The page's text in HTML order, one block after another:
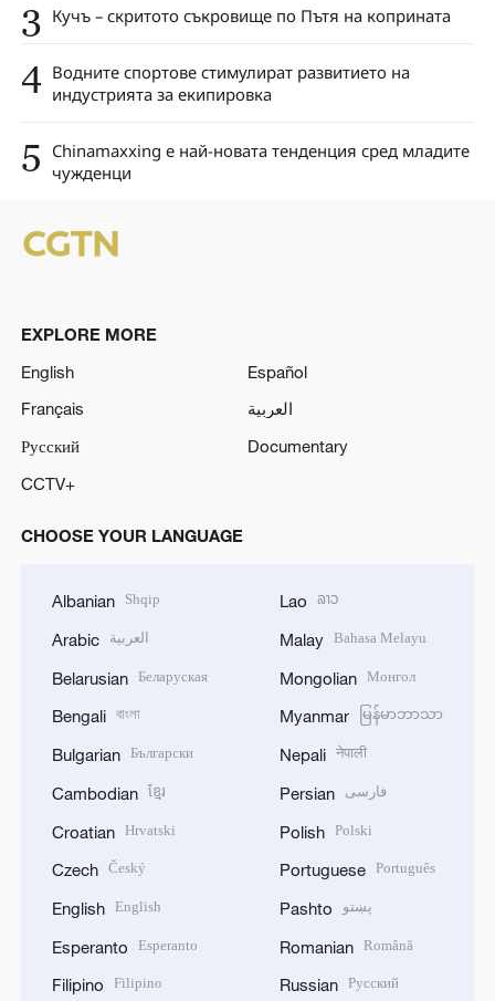
3 Кучъ – скритото съкровище по Пътя на коприната
4 Водните спортове стимулират развитието на
индустрията за екипировка
5 Chinamaxxing е най-новата тенденция сред младите
чужденци
EXPLORE MORE
English
Español
Français
العربية
Русский
Documentary
CCTV+
CHOOSE YOUR LANGUAGE
Albanian Shqip
Arabic العربية
Belarusian Беларуская
Bengali বাংলা
Bulgarian Български
Cambodian ខ្មែរ
Croatian Hrvatski
Czech Český
English English
Esperanto Esperanto
Filipino Filipino
Lao ລາວ
Malay Bahasa Melayu
Mongolian Монгол
Myanmar မြန်မာဘာသာ
Nepali नेपाली
Persian فارسی
Polish Polski
Portuguese Português
Pashto پښتو
Romanian Română
Russian Русский